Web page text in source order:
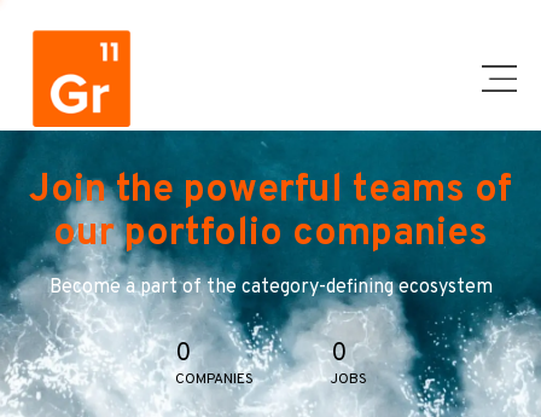
Join the powerful teams of
our portfolio companies
Become a part of the category-defining ecosystem
0
COMPANIES
0
JOBS